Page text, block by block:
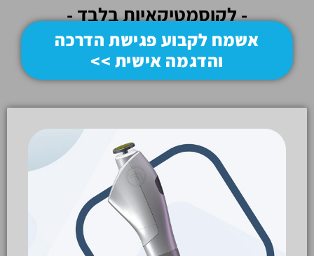
- לקוסמטיקאיות בלבד -
אשמח לקבוע פגישת הדרכה
והדגמה אישית >>